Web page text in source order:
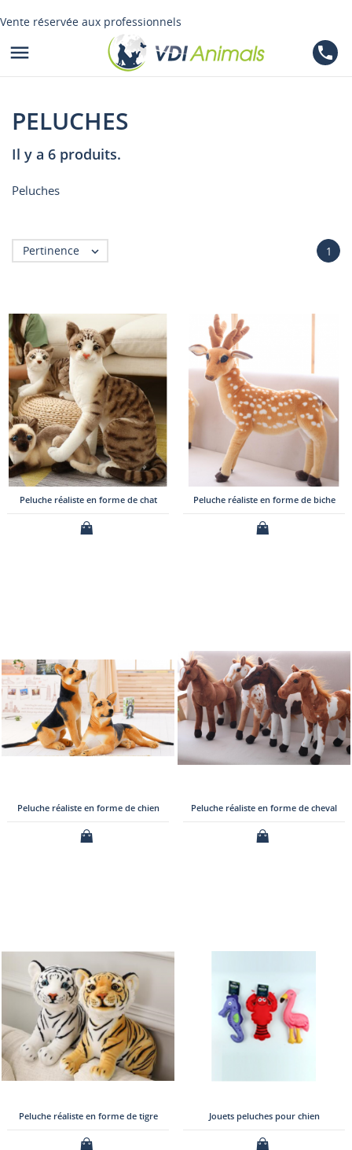
Vente réservée aux professionnels
 phone
PELUCHES
Il y a 6 produits.
Peluches
Pertinence  1
Peluche réaliste en forme de chat Peluche réaliste en forme de biche
Peluche réaliste en forme de chien Peluche réaliste en forme de cheval
Peluche réaliste en forme de tigre Jouets peluches pour chien